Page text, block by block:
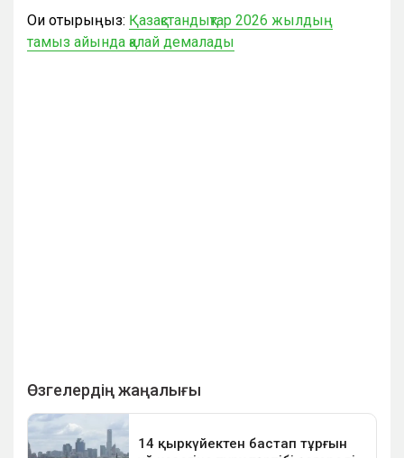
Оқи отырыңыз: Қазақстандықтар 2026 жылдың
тамыз айында қалай демалады